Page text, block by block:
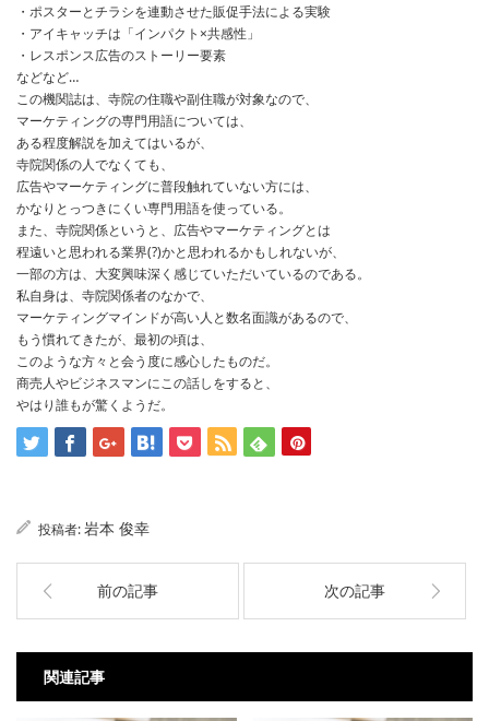
・ポスターとチラシを連動させた販促手法による実験
・アイキャッチは「インパクト×共感性」
・レスポンス広告のストーリー要素
などなど…
この機関誌は、寺院の住職や副住職が対象なので、
マーケティングの専門用語については、
ある程度解説を加えてはいるが、
寺院関係の人でなくても、
広告やマーケティングに普段触れていない方には、
かなりとっつきにくい専門用語を使っている。
また、寺院関係というと、広告やマーケティングとは
程遠いと思われる業界(?)かと思われるかもしれないが、
一部の方は、大変興味深く感じていただいているのである。
私自身は、寺院関係者のなかで、
マーケティングマインドが高い人と数名面識があるので、
もう慣れてきたが、最初の頃は、
このような方々と会う度に感心したものだ。
商売人やビジネスマンにこの話しをすると、
やはり誰もが驚くようだ。
投稿者:岩本 俊幸
前の記事 次の記事
関連記事